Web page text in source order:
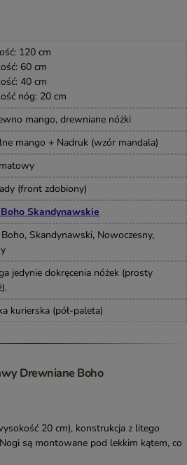
120 cm
60 cm
40 cm
nóg: 20 cm
mango, drewniane nóżki
mango + Nadruk (wzór mandala)
(front zdobiony)
Skandynawskie
Skandynawski, Nowoczesny,
jedynie dokręcenia nóżek (prosty
kurierska (pół-paleta)
Drewniane Boho
20 cm), konstrukcja z litego
są montowane pod lekkim kątem, co